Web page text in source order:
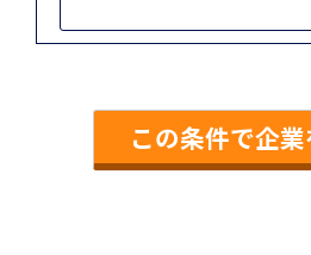
この条件で企